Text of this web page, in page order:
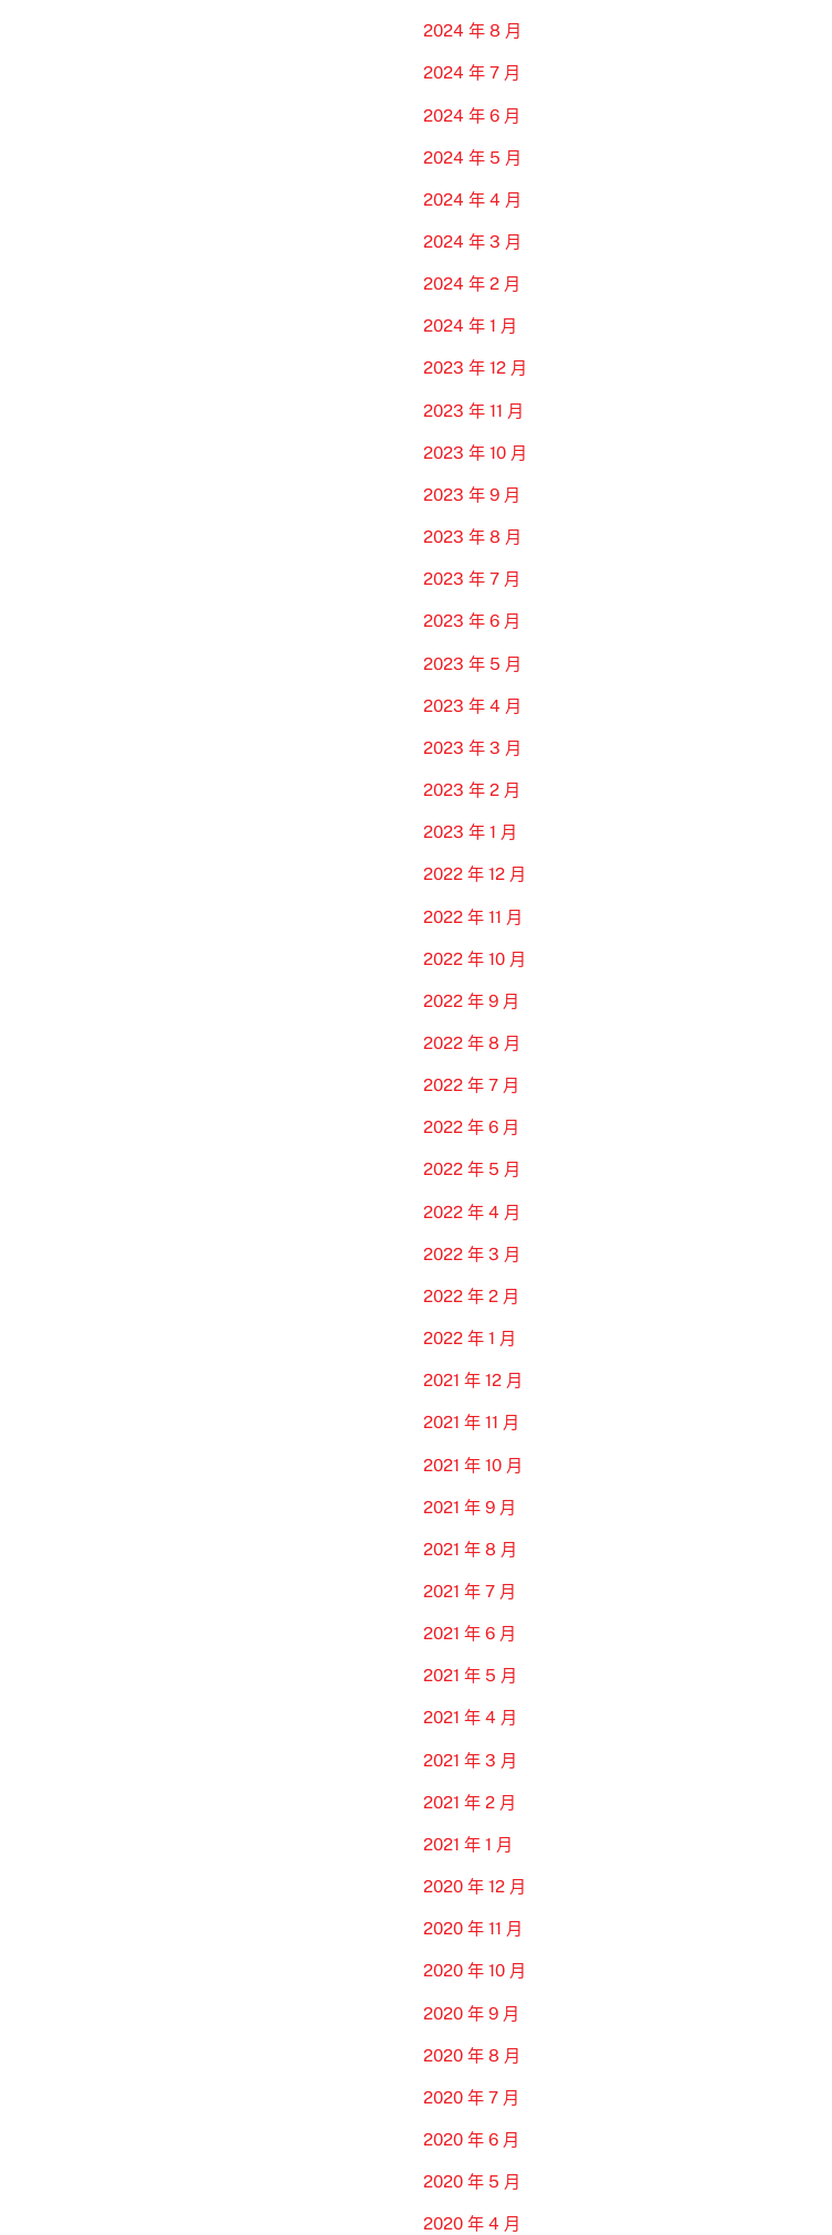
2024 年 8 月
2024 年 7 月
2024 年 6 月
2024 年 5 月
2024 年 4 月
2024 年 3 月
2024 年 2 月
2024 年 1 月
2023 年 12 月
2023 年 11 月
2023 年 10 月
2023 年 9 月
2023 年 8 月
2023 年 7 月
2023 年 6 月
2023 年 5 月
2023 年 4 月
2023 年 3 月
2023 年 2 月
2023 年 1 月
2022 年 12 月
2022 年 11 月
2022 年 10 月
2022 年 9 月
2022 年 8 月
2022 年 7 月
2022 年 6 月
2022 年 5 月
2022 年 4 月
2022 年 3 月
2022 年 2 月
2022 年 1 月
2021 年 12 月
2021 年 11 月
2021 年 10 月
2021 年 9 月
2021 年 8 月
2021 年 7 月
2021 年 6 月
2021 年 5 月
2021 年 4 月
2021 年 3 月
2021 年 2 月
2021 年 1 月
2020 年 12 月
2020 年 11 月
2020 年 10 月
2020 年 9 月
2020 年 8 月
2020 年 7 月
2020 年 6 月
2020 年 5 月
2020 年 4 月